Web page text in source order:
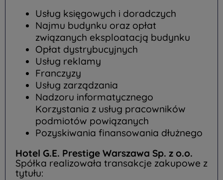
Usług księgowych i doradczych
Najmu budynku oraz opłat
związanych eksploatacją budynku
Opłat dystrybucyjnych
Usług reklamy
Franczyzy
Usług zarządzania
Nadzoru informatycznego
Korzystania z usług pracowników
podmiotów powiązanych
Pozyskiwania finansowania dłużnego
Hotel G.E. Prestige Warszawa Sp. z o.o.
Spółka realizowała transakcje zakupowe z
tytułu: